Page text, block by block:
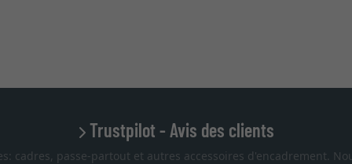
Trustpilot - Avis des clients
cadres, passe-partout et autres accessoires d'encadrement.